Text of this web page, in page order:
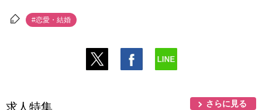
#恋愛・結婚
求人特集 さらに見る